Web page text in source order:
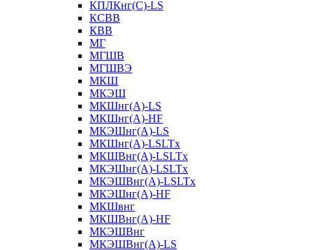
КПЛКнг(C)-LS
КСВВ
КВВ
МГ
МГШВ
МГШВЭ
МКШ
МКЭШ
МКШнг(А)-LS
МКШнг(А)-HF
МКЭШнг(А)-LS
МКШнг(А)-LSLTx
МКШВнг(A)-LSLTx
МКЭШнг(А)-LSLTx
МКЭШВнг(A)-LSLTx
МКЭШнг(А)-HF
МКШвнг
МКШВнг(А)-HF
МКЭШВнг
МКЭШВнг(А)-LS